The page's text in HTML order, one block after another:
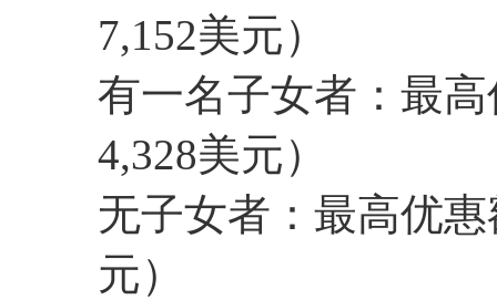
7,152美元）
有一名子女者：最
4,328美元）
无子女者：最高优
元）